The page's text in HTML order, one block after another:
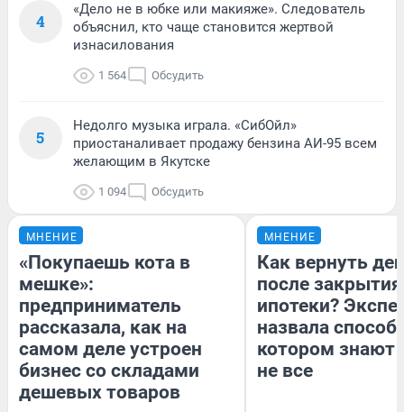
4
«Дело не в юбке или макияже». Следователь
объяснил, кто чаще становится жертвой
изнасилования
1 564 Обсудить
5
Недолго музыка играла. «СибОйл»
приостаналивает продажу бензина АИ-95 всем
желающим в Якутске
1 094 Обсудить
МНЕНИЕ
«Покупаешь кота в
мешке»:
предприниматель
рассказала, как на
самом деле устроен
бизнес со складами
дешевых товаров
МНЕНИЕ
Как вернуть
после закрытия
ипотеки?
назвала
котором знают
не все